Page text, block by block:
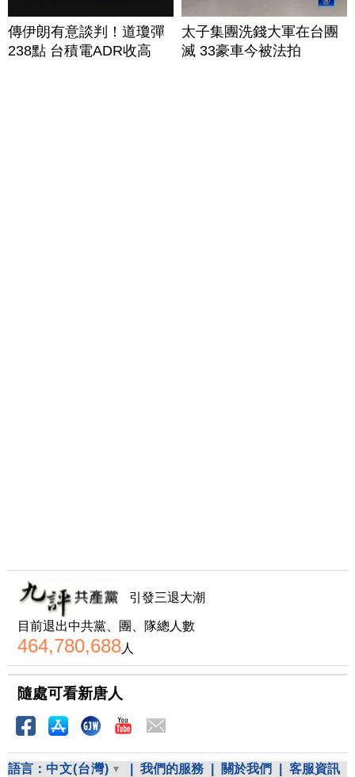
傳伊朗有意談判！道瓊彈
238點 台積電ADR收高
太子集團洗錢大軍在台團
滅 33豪車今被法拍
引發三退大潮
目前退出中共黨、團、隊總人數
464,780,688人
隨處可看新唐人
語言： 中文(台灣) 我們的服務 關於我們 客服資訊